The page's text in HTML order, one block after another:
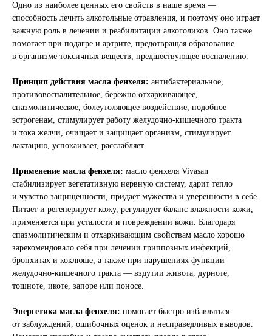
Одно из наиболее ценных его свойств в наше время —
способность лечить алкогольные отравления, и поэтому оно играет
важную роль в лечении и реабилитации алкоголиков. Оно также
помогает при подагре и артрите, предотвращая образование
в организме токсичных веществ, предшествующее воспалению.
Принцип действия масла фенхеля: антибактериальное,
противовоспалительное, бережно отхаркивающее,
спазмолитическое, болеутоляющее воздействие, подобное
эстрогенам, стимулирует работу желудочно-кишечного тракта
и тока желчи, очищает и защищает организм, стимулирует
лактацию, успокаивает, расслабляет.
Применение масла фенхеля: масло фенхеля Vivasan
стабилизирует вегетативную нервную систему, дарит тепло
и чувство защищенности, придает мужества и уверенности в себе.
Питает и регенерирует кожу, регулирует баланс влажности кожи,
применяется при усталости и повреждении кожи. Благодаря
спазмолитическим и отхаркивающим свойствам масло хорошо
зарекомендовало себя при лечении гриппозных инфекций,
бронхитах и коклюше, а также при нарушениях функции
желудочно-кишечного тракта — вздутии живота, дурноте,
тошноте, икоте, запоре или поносе.
Энергетика масла фенхеля: помогает быстро избавляться
от заблуждений, ошибочных оценок и несправедливых выводов.